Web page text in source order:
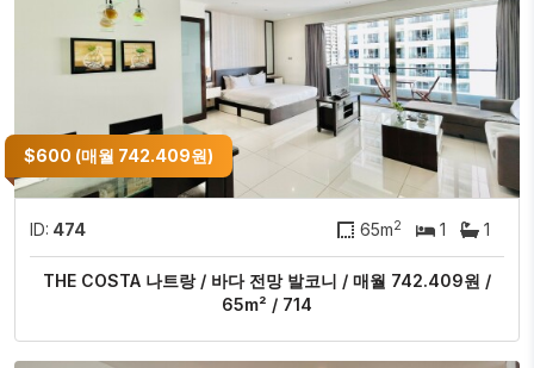
$600 (매월 742.409원)
ID: 474 65m2 1 1
THE COSTA 나트랑 / 바다 전망 발코니 / 매월 742.409원 /
65m² / 714